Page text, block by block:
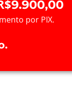
9.900,00
por PIX.